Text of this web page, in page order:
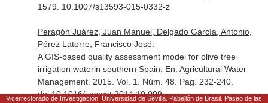
1579. 10.1007/s13593-015-0332-z
Peragón Juárez, Juan Manuel, Delgado García, Antonio,
Pérez Latorre, Francisco José:
A GIS-based quality assessment model for olive tree
irrigation waterin southern Spain. En: Agricultural Water
Management. 2015. Vol. 1. Núm. 48. Pag. 232-240.
doi:10.1016/j.agwat.2014.10.009
Vicerrectorado de Investigación. Universidad de Sevilla. Pabellón de Brasil. Paseo de las